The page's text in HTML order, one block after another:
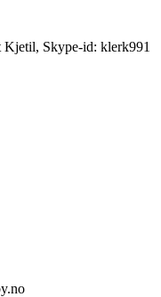
Skype-id: klerk991